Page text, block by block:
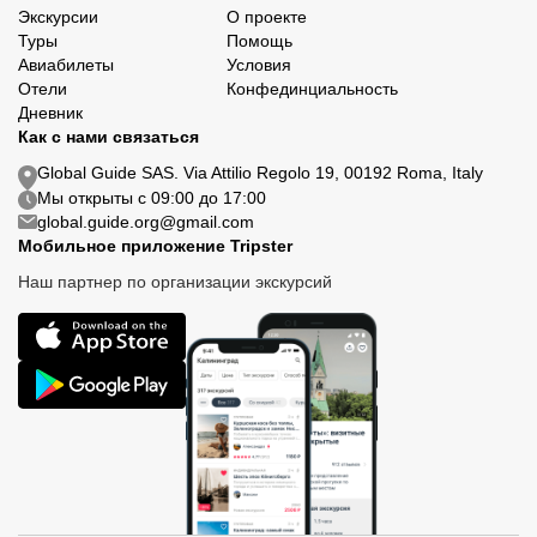
Экскурсии
Туры
Авиабилеты
Отели
Дневник
О проекте
Помощь
Условия
Конфединциальность
Как с нами связаться
Global Guide SAS. Via Attilio Regolo 19, 00192 Roma, Italy
Мы открыты с 09:00 до 17:00
global.guide.org@gmail.com
Мобильное приложение Tripster
Наш партнер по организации экскурсий